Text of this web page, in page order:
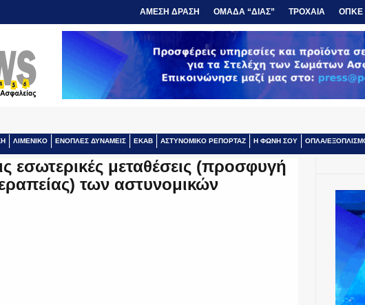
ΑΜΕΣΗ ΔΡΑΣΗ ΟΜΑΔΑ “ΔΙΑΣ” ΤΡΟΧΑΙΑ ΟΠΚΕ
ΛΙΜΕΝΙΚΟ ΕΝΟΠΛΕΣ ΔΥΝΑΜΕΙΣ ΕΚΑΒ ΑΣΤΥΝΟΜΙΚΟ ΡΕΠΟΡΤΑΖ Η ΦΩΝΗ ΣΟΥ ΟΠΛΑ/
εσωτερικές μεταθέσεις (προσφυγή
των αστυνομικών